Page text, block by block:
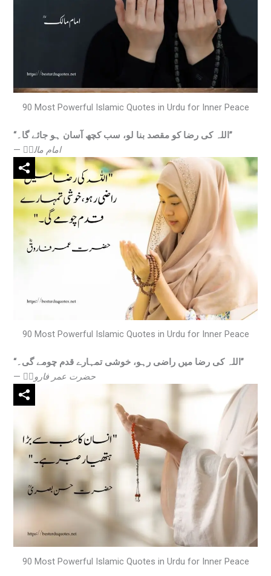
90 Most Powerful Islamic Quotes in Urdu for Inner Peace
“اللہ کی رضا کو مقصد بنا لو، سب کچھ آسان ہو جائے گا۔”
— امام مالکؒ
90 Most Powerful Islamic Quotes in Urdu for Inner Peace
“اللہ کی رضا میں راضی رہو، خوشی تمہارے قدم چومے گی۔”
— حضرت عمر فاروقؓ
90 Most Powerful Islamic Quotes in Urdu for Inner Peace